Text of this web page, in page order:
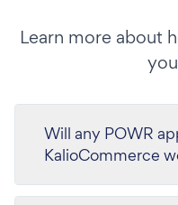
Learn more about
Will any POWR
KalioCommerce